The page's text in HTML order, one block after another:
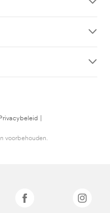
Privacybeleid
voorbehouden.